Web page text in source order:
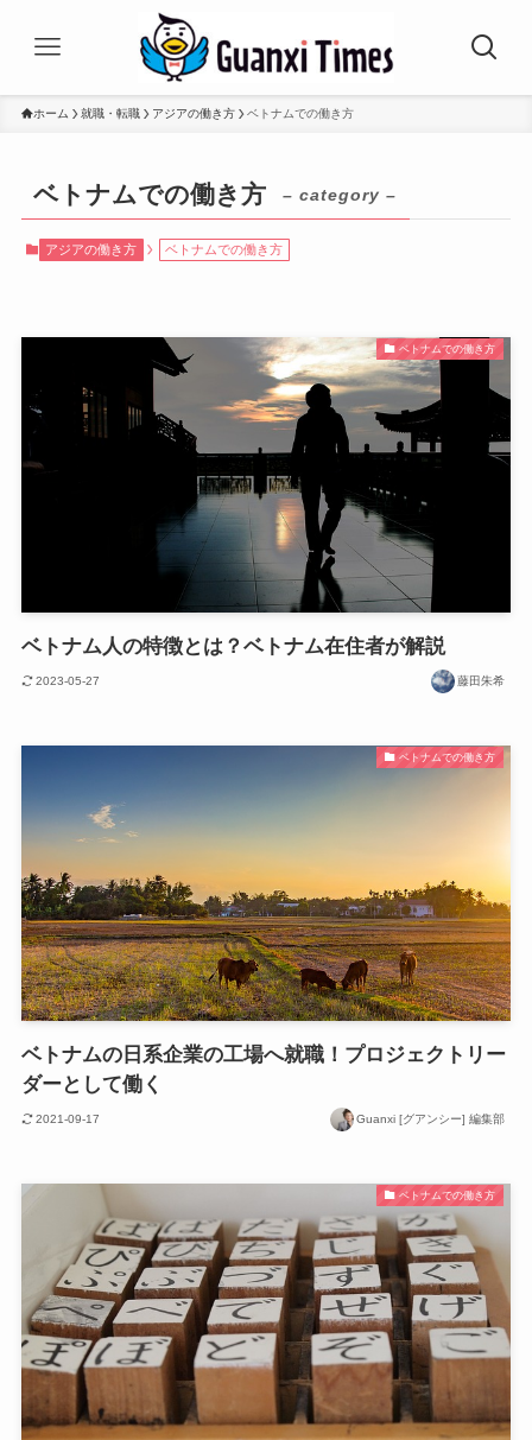
ホーム 就職・転職 アジアの働き方 ベトナムでの働き方
ベトナムでの働き方 – category –
アジアの働き方 ベトナムでの働き方
ベトナムでの働き方
ベトナム人の特徴とは？ベトナム在住者が解説
2023-05-27 藤田朱希
ベトナムでの働き方
ベトナムの日系企業の工場へ就職！プロジェクトリー
ダーとして働く
2021-09-17 Guanxi [グアンシー] 編集部
ベトナムでの働き方